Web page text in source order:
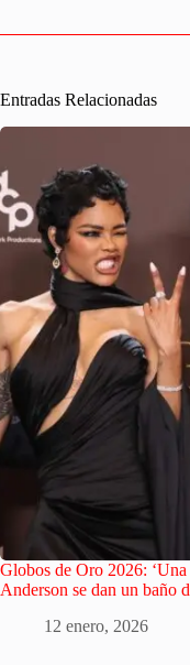
Entradas Relacionadas
Globos de Oro 2026:
Anderson se dan un baño
12 enero, 2026